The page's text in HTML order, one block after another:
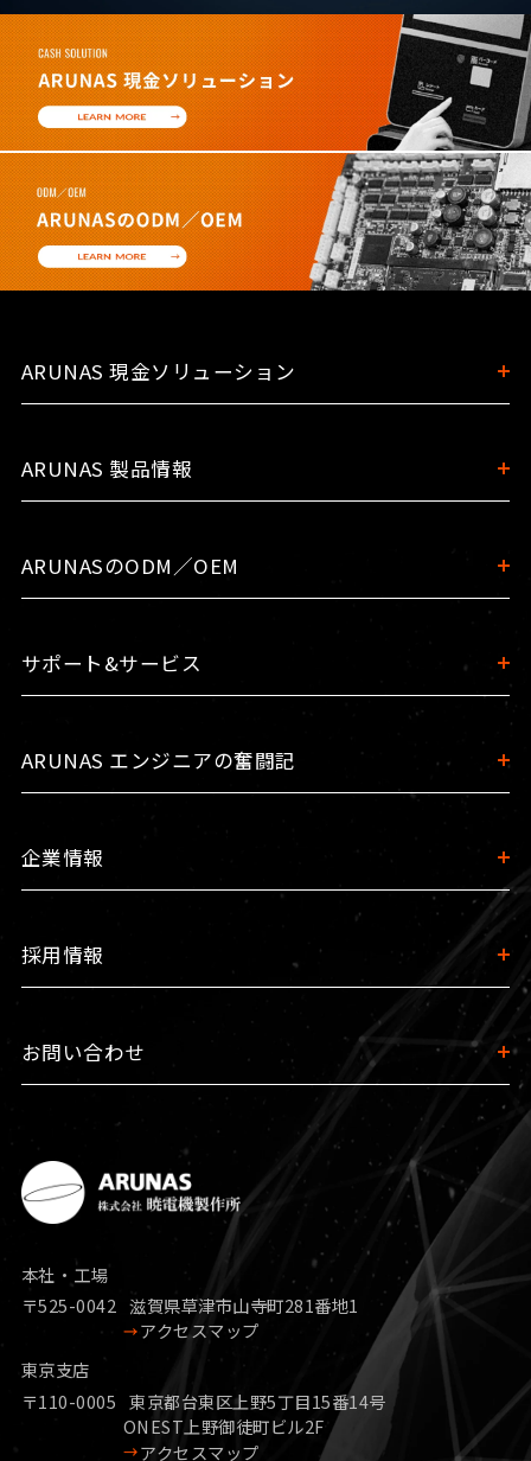
ARUNAS 現金ソリューション
ARUNAS 製品情報
ARUNASのODM／OEM
サポート&サービス
ARUNAS エンジニアの奮闘記
企業情報
採用情報
お問い合わせ
本社・工場
〒525-0042 滋賀県草津市山寺町281番地1
アクセスマップ
東京支店
〒110-0005 東京都台東区上野5丁目15番14号
ONEST上野御徒町ビル2F
アクセスマップ